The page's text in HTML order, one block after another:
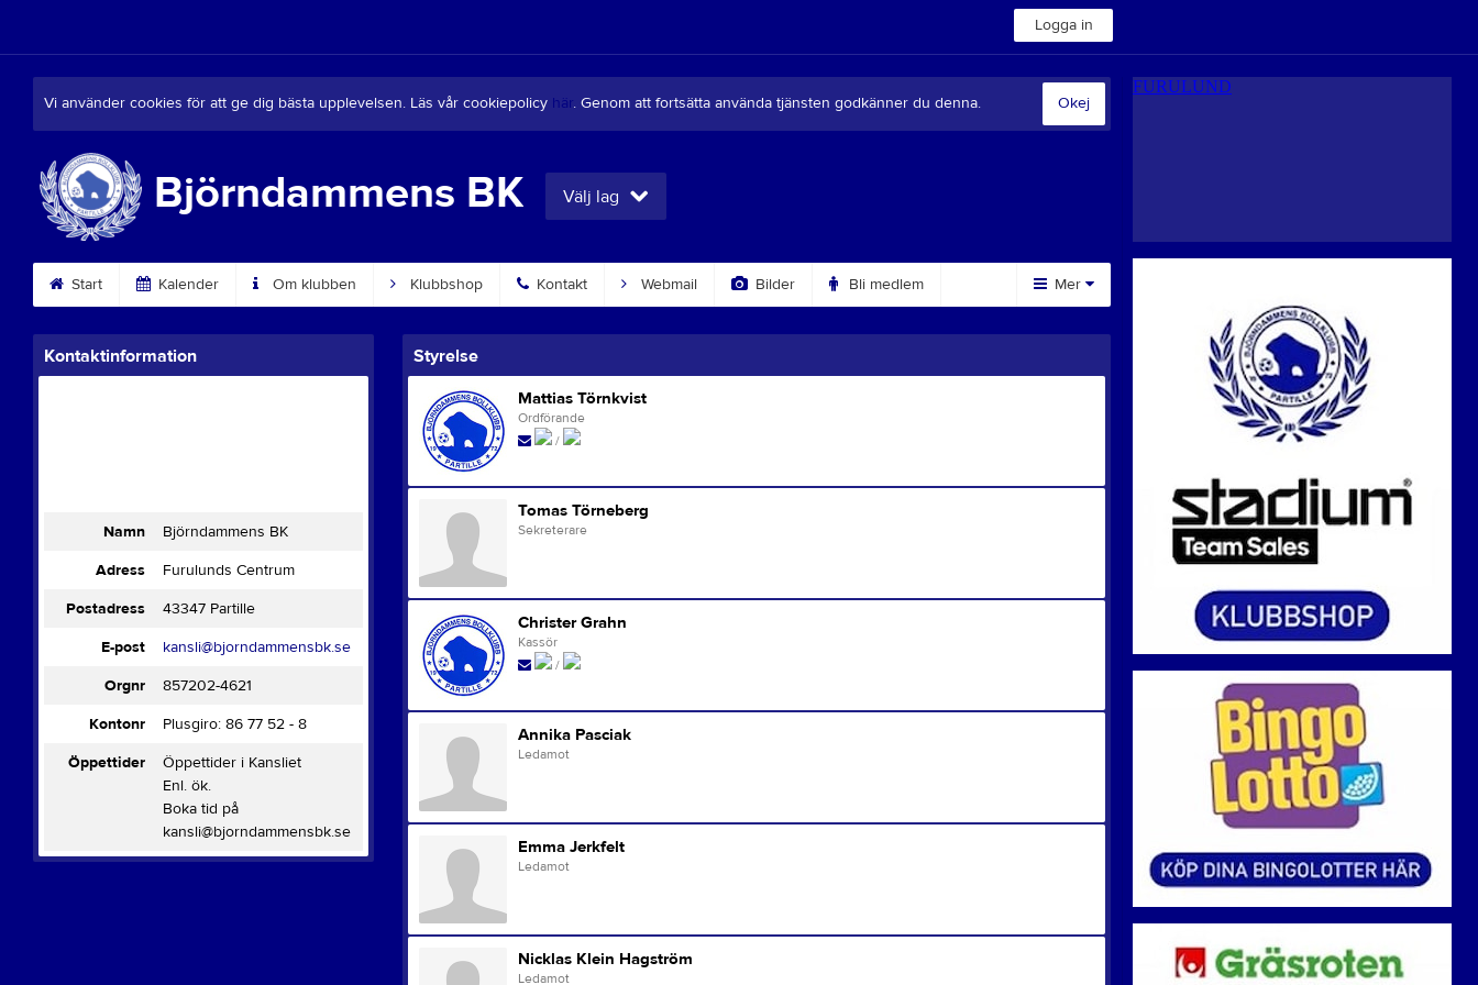
Logga in
Vi använder cookies för att ge dig bästa upplevelsen. Läs vår cookiepolicy här. Genom att fortsätta använda tjänsten godkänner du denna. Okej
Björndammens BK Välj lag
Start Kalender Om klubben Klubbshop Kontakt Webmail Bilder Bli medlem Mer
Huvudmeny
Sponsorer
Medlemsavgift 2024
Kontaktinformation
Namn
Björndammens BK
Adress
Furulunds Centrum
Postadress
43347 Partille
E-post
kansli@bjorndammensbk.se
Orgnr
857202-4621
Kontonr
Plusgiro: 86 77 52 - 8
Öppettider
Öppettider i Kansliet
Enl. ök.
Boka tid på
kansli@bjorndammensbk.se
Styrelse
Mattias Törnkvist
Ordförande
/
Tomas Törneberg
Sekreterare
Christer Grahn
Kassör
/
Annika Pasciak
Ledamot
Emma Jerkfelt
Ledamot
Nicklas Klein Hagström
Ledamot